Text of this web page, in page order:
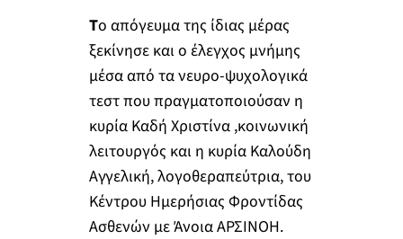
Το απόγευμα της ίδιας μέρας
ξεκίνησε και ο έλεγχος μνήμης
μέσα από τα νευρο-ψυχολογικά
τεστ που πραγματοποιούσαν η
κυρία Καδή Χριστίνα ,κοινωνική
λειτουργός και η κυρία Καλούδη
Αγγελική, λογοθεραπεύτρια, του
Κέντρου Ημερήσιας Φροντίδας
Ασθενών με Άνοια ΑΡΣΙΝΟΗ.